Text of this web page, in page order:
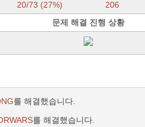
20/73 (27%) 206
문제 해결 진행 상황
를 해결했습니다.
를 해결했습니다.